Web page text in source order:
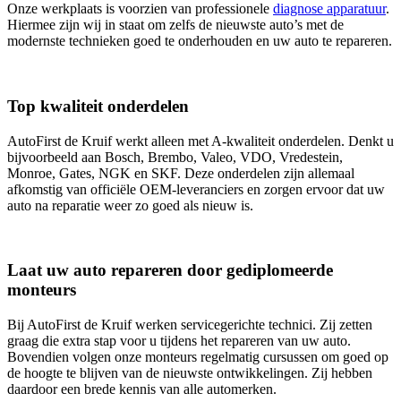
Onze werkplaats is voorzien van professionele diagnose apparatuur.
Hiermee zijn wij in staat om zelfs de nieuwste auto’s met de
modernste technieken goed te onderhouden en uw auto te repareren.
Top kwaliteit onderdelen
AutoFirst de Kruif werkt alleen met A-kwaliteit onderdelen. Denkt u
bijvoorbeeld aan Bosch, Brembo, Valeo, VDO, Vredestein,
Monroe, Gates, NGK en SKF. Deze onderdelen zijn allemaal
afkomstig van officiële OEM-leveranciers en zorgen ervoor dat uw
auto na reparatie weer zo goed als nieuw is.
Laat uw auto repareren door gediplomeerde
monteurs
Bij AutoFirst de Kruif werken servicegerichte technici. Zij zetten
graag die extra stap voor u tijdens het repareren van uw auto.
Bovendien volgen onze monteurs regelmatig cursussen om goed op
de hoogte te blijven van de nieuwste ontwikkelingen. Zij hebben
daardoor een brede kennis van alle automerken.